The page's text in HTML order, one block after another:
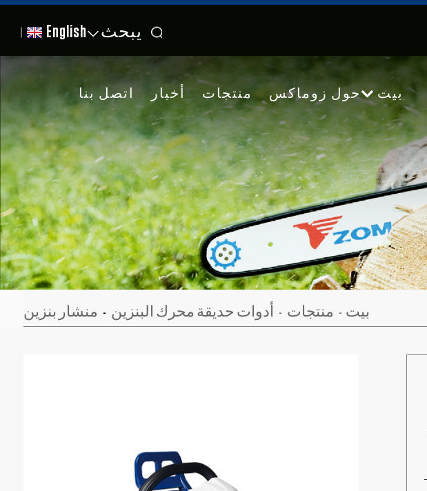
يبحث English
بيت حول زوماكس منتجات أخبار اتصل بنا
بيت منتجات أدوات حديقة محرك البنزين منشار بنزين